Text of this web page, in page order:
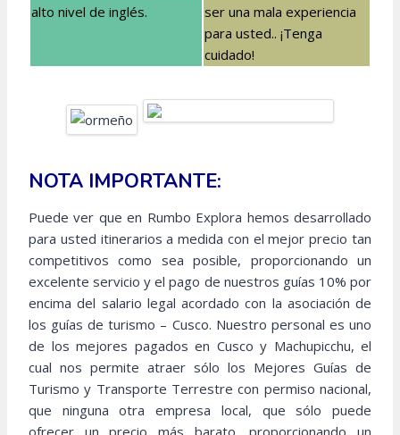
alto nivel de inglés.
ser una mala experiencia
para usted.. ¡Tenga
cuidado!
NOTA IMPORTANTE:
Puede ver que en Rumbo Explora hemos desarrollado
para usted itinerarios a medida con el mejor precio tan
competitivos como sea posible, proporcionando un
excelente servicio y el pago de nuestros guías 10% por
encima del salario legal acordado con la asociación de
los guías de turismo – Cusco. Nuestro personal es uno
de los mejores pagados en Cusco y Machupicchu, el
cual nos permite atraer sólo los Mejores Guías de
Turismo y Transporte Terrestre con permiso nacional,
que ninguna otra empresa local, que sólo puede
ofrecer un precio más barato, proporcionando un